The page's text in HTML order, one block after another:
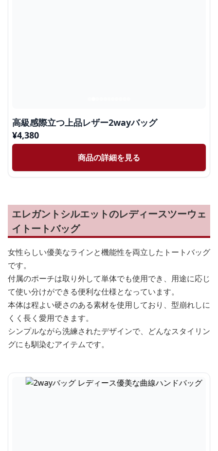
高級感際立つ上品レザー2wayバッグ
¥4,380
商品の詳細を見る
エレガントシルエットのレディースツーウェ
イトートバッグ
女性らしい優美なラインと機能性を両立したトートバッグ
です。
付属のポーチは取り外して単体でも使用でき、用途に応じ
て使い分けができる便利な仕様となっています。
本体は程よい硬さのある素材を使用しており、型崩れしに
くく長く愛用できます。
シンプルながら洗練されたデザインで、どんなスタイリン
グにも馴染むアイテムです。